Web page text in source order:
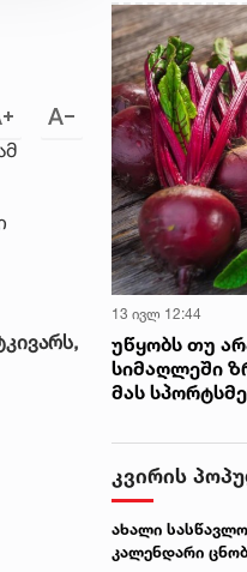
ძალის
უარყოფითი
დათანხმება
თენგიზ
13 ივლ 12:44
უწყობს თუ
სიმაღლეში
მას
კვირის
ახალი
კალენდარი